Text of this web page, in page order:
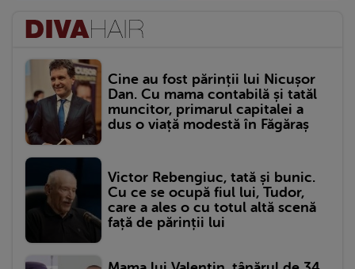
Cine au fost părinții lui Nicușor
Dan. Cu mama contabilă și tatăl
muncitor, primarul capitalei a
dus o viață modestă în Făgăraș
Victor Rebengiuc, tată și bunic.
Cu ce se ocupă fiul lui, Tudor,
care a ales o cu totul altă scenă
față de părinții lui